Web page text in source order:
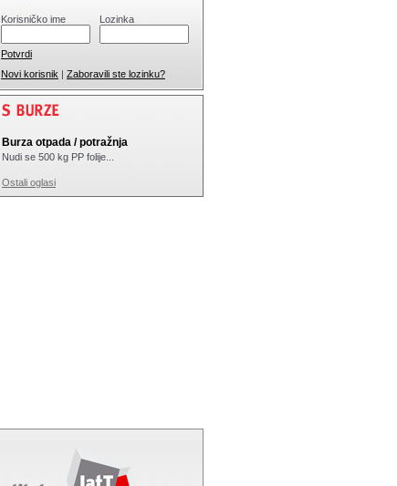
Korisničko ime Lozinka
Potvrdi
Novi korisnik | Zaboravili ste lozinku?
Burza otpada / potražnja
Nudi se 500 kg PP folije...
Ostali oglasi